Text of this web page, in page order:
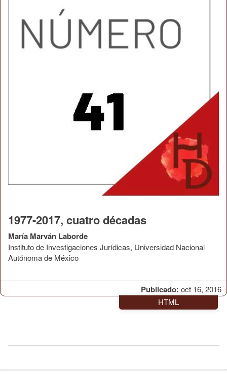
Publicado: oct 16, 2016
1977-2017, cuatro décadas
María Marván Laborde
Instituto de Investigaciones Jurídicas, Universidad Nacional
Autónoma de México
HTML